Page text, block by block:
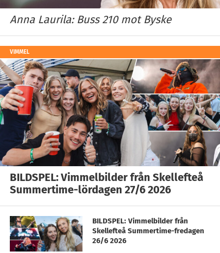
Anna Laurila: Buss 210 mot Byske
VIMMEL
BILDSPEL: Vimmelbilder från Skellefteå
Summertime-lördagen 27/6 2026
BILDSPEL: Vimmelbilder från
Skellefteå Summertime-fredagen
26/6 2026